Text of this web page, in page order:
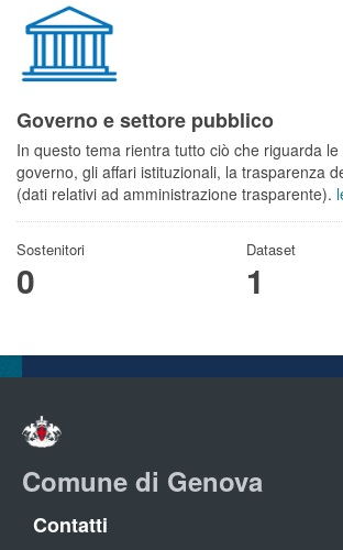
Governo e settore pubblico
In questo tema rientra tutto ciò che riguarda
governo, gli affari istituzionali, la trasparenza
(dati relativi ad amministrazione trasparente).
Sostenitori
0
Dataset
1
Comune di Genova
Contatti